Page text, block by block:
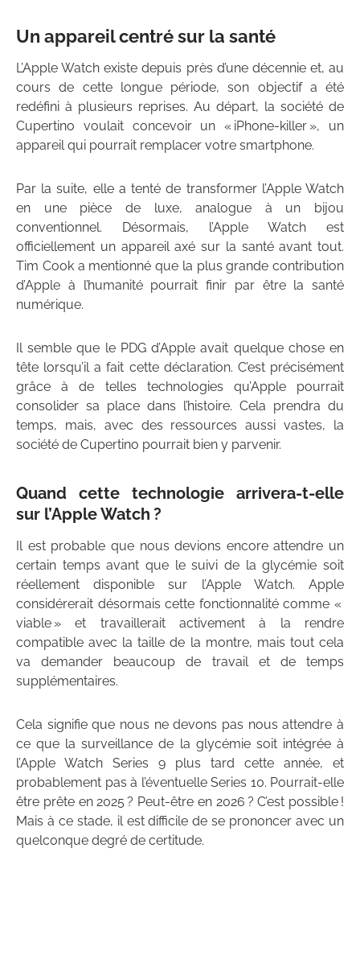
Un appareil centré sur la santé
L’Apple Watch existe depuis près d’une décennie et, au
cours de cette longue période, son objectif a été
redéfini à plusieurs reprises. Au départ, la société de
Cupertino voulait concevoir un « iPhone-killer », un
appareil qui pourrait remplacer votre smartphone.
Par la suite, elle a tenté de transformer l’Apple Watch
en une pièce de luxe, analogue à un bijou
conventionnel. Désormais, l’Apple Watch est
officiellement un appareil axé sur la santé avant tout.
Tim Cook a mentionné que la plus grande contribution
d’Apple à l’humanité pourrait finir par être la santé
numérique.
Il semble que le PDG d’Apple avait quelque chose en
tête lorsqu’il a fait cette déclaration. C’est précisément
grâce à de telles technologies qu’Apple pourrait
consolider sa place dans l’histoire. Cela prendra du
temps, mais, avec des ressources aussi vastes, la
société de Cupertino pourrait bien y parvenir.
Quand cette technologie arrivera-t-elle
sur l’Apple Watch ?
Il est probable que nous devions encore attendre un
certain temps avant que le suivi de la glycémie soit
réellement disponible sur l’Apple Watch. Apple
considérerait désormais cette fonctionnalité comme «
viable » et travaillerait activement à la rendre
compatible avec la taille de la montre, mais tout cela
va demander beaucoup de travail et de temps
supplémentaires.
Cela signifie que nous ne devons pas nous attendre à
ce que la surveillance de la glycémie soit intégrée à
l’Apple Watch Series 9 plus tard cette année, et
probablement pas à l’éventuelle Series 10. Pourrait-elle
être prête en 2025 ? Peut-être en 2026 ? C’est possible !
Mais à ce stade, il est difficile de se prononcer avec un
quelconque degré de certitude.